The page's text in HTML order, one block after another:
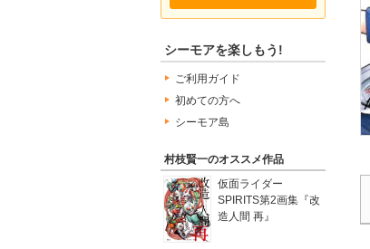
シーモアを楽しもう!
ご利用ガイド
初めての方へ
シーモア島
村枝賢一のオススメ作品
仮面ライダー
SPIRITS第2画集『改
造人間 再』